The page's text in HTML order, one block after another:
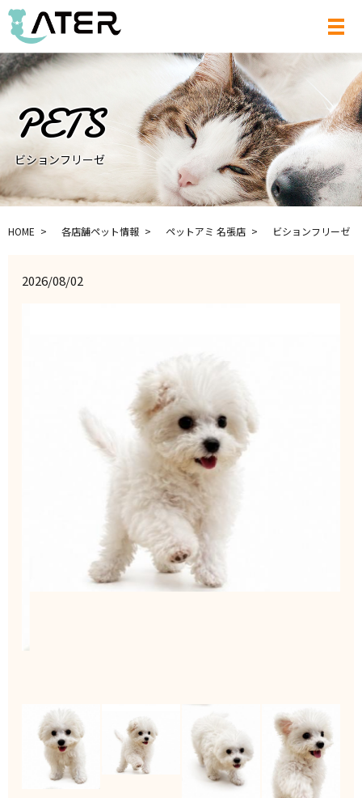
メ
ビションフリーゼ
HOME 各店舗ペット情報 ペットアミ 名張店 ビションフリーゼ
2026/08/02